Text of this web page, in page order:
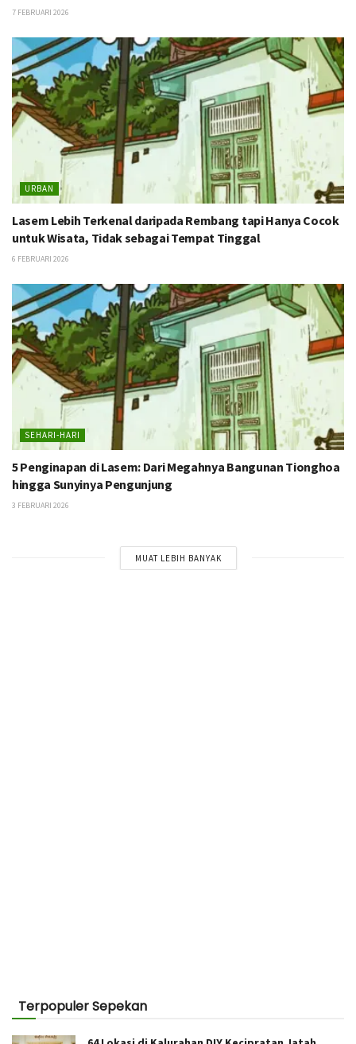
7 FEBRUARI 2026
URBAN
Lasem Lebih Terkenal daripada Rembang tapi Hanya Cocok
untuk Wisata, Tidak sebagai Tempat Tinggal
6 FEBRUARI 2026
SEHARI-HARI
5 Penginapan di Lasem: Dari Megahnya Bangunan Tionghoa
hingga Sunyinya Pengunjung
3 FEBRUARI 2026
MUAT LEBIH BANYAK
Terpopuler Sepekan